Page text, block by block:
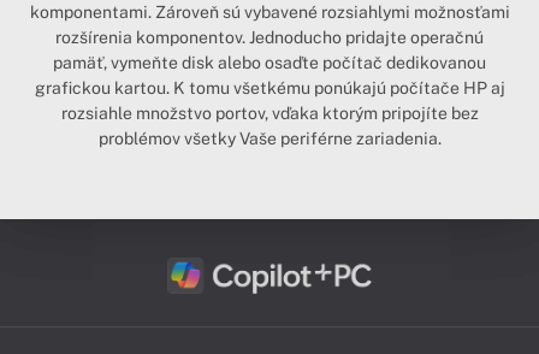
komponentami. Zároveň sú vybavené rozsiahlymi možnosťami
rozšírenia komponentov. Jednoducho pridajte operačnú
pamäť, vymeňte disk alebo osaďte počítač dedikovanou
grafickou kartou. K tomu všetkému ponúkajú počítače HP aj
rozsiahle množstvo portov, vďaka ktorým pripojíte bez
problémov všetky Vaše periférne zariadenia.